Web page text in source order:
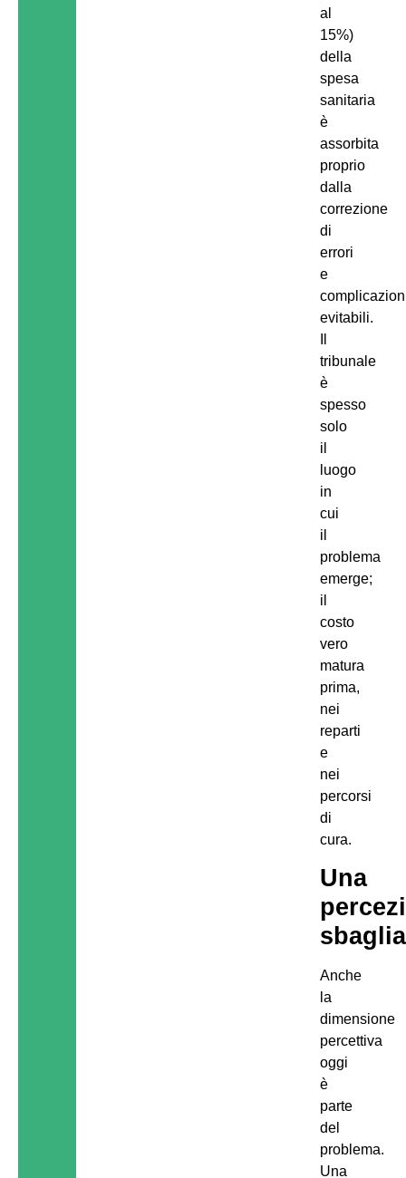
al
15%)
della
spesa
sanitaria
è
assorbita
proprio
dalla
correzione
di
errori
e
evitabili.
tribunale
è
spesso
solo
il
luogo
in
cui
il
problema
emerge;
il
costo
vero
matura
prima,
nei
reparti
e
nei
percorsi
di
cura.
Una
Anche
la
dimensione
percettiva
oggi
è
parte
del
problema.
Una